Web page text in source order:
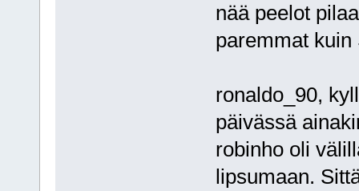
nää peelot
paremmat
ronaldo_90,
päivässä
robinho oli
lipsumaan.